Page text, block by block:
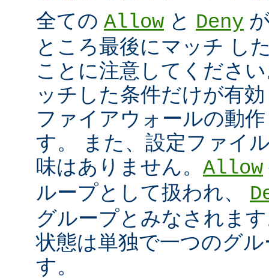
全ての Allow と Deny
ところ最後にマッチ し
ことに注意してくださ
ッチした条件だけが有
ファイアウォールの動
す。 また、設定ファイ
味はありません。 Allow
ループとして扱われ、
グループとみなされま
状態は単独で一つのグ
す。